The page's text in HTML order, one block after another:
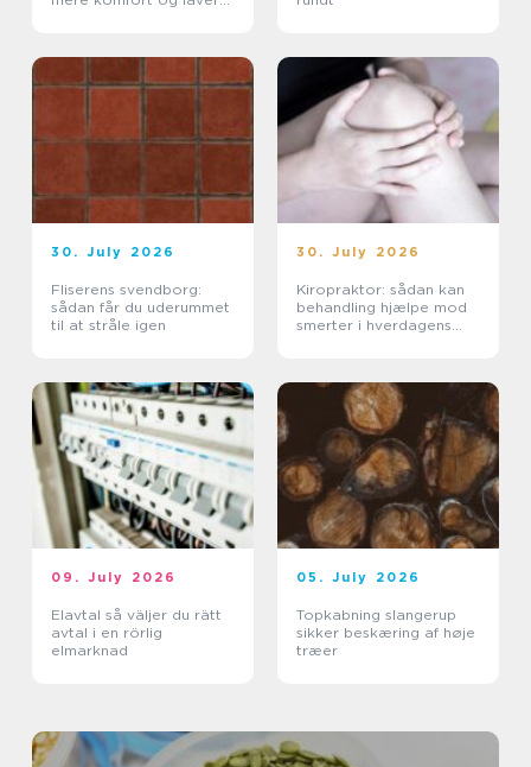
30. July 2026
Fliserens svendborg:
sådan får du uderummet
til at stråle igen
30. July 2026
Kiropraktor: sådan kan
behandling hjælpe mod
smerter i hverdagens
09. July 2026
Elavtal så väljer du rätt
avtal i en rörlig
elmarknad
05. July 2026
Topkabning slangerup
sikker beskæring af høje
træer